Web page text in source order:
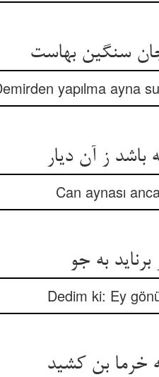
سنگین بهاست‏
yapılma ayna
ز آن دیار
Can aynası
به جو
Dedim ki: Ey
خرما بن کشید